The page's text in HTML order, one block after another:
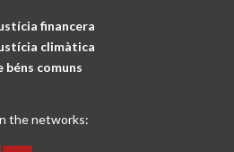
financera
climàtica
béns comuns
the networks: